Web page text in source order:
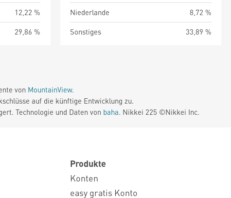
12,22 %
29,86 %
Niederlande
8,72 %
Sonstiges
33,89 %
von MountainView.
auf die künftige Entwicklung zu.
Technologie und Daten von baha. Nikkei 225 ©Nikkei Inc.
Produkte
Konten
easy gratis Konto